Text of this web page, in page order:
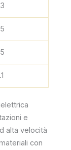
e
alta velocità
con